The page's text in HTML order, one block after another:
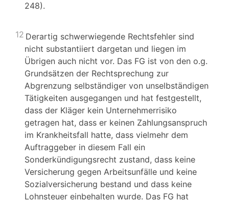
248).
12 Derartig schwerwiegende Rechtsfehler sind
nicht substantiiert dargetan und liegen im
Übrigen auch nicht vor. Das FG ist von den o.g.
Grundsätzen der Rechtsprechung zur
Abgrenzung selbständiger von unselbständigen
Tätigkeiten ausgegangen und hat festgestellt,
dass der Kläger kein Unternehmerrisiko
getragen hat, dass er keinen Zahlungsanspruch
im Krankheitsfall hatte, dass vielmehr dem
Auftraggeber in diesem Fall ein
Sonderkündigungsrecht zustand, dass keine
Versicherung gegen Arbeitsunfälle und keine
Sozialversicherung bestand und dass keine
Lohnsteuer einbehalten wurde. Das FG hat